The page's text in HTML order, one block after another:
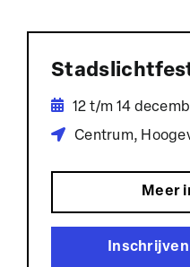
12 t/m 14
Centrum,
Meer